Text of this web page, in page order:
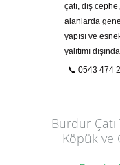
çatı, dış
alanlarda
yapısı ve
yalıtımı
📞 0543 474
Burdur Çatı
Köpük ve